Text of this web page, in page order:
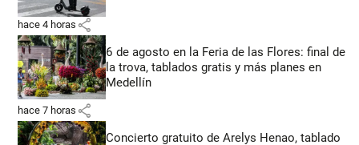
hace 4 horas share
6 de agosto en la Feria de las Flores: final de
la trova, tablados gratis y más planes en
Medellín
hace 7 horas share
Concierto gratuito de Arelys Henao, tablado